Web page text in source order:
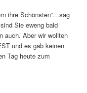
ihre Schönsten“…sag
Sie eweng bald
auch. Aber wir wollten
und es gab keinen
Tag heute zum